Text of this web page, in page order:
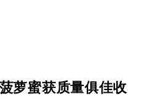
萝蜜获质量俱佳收